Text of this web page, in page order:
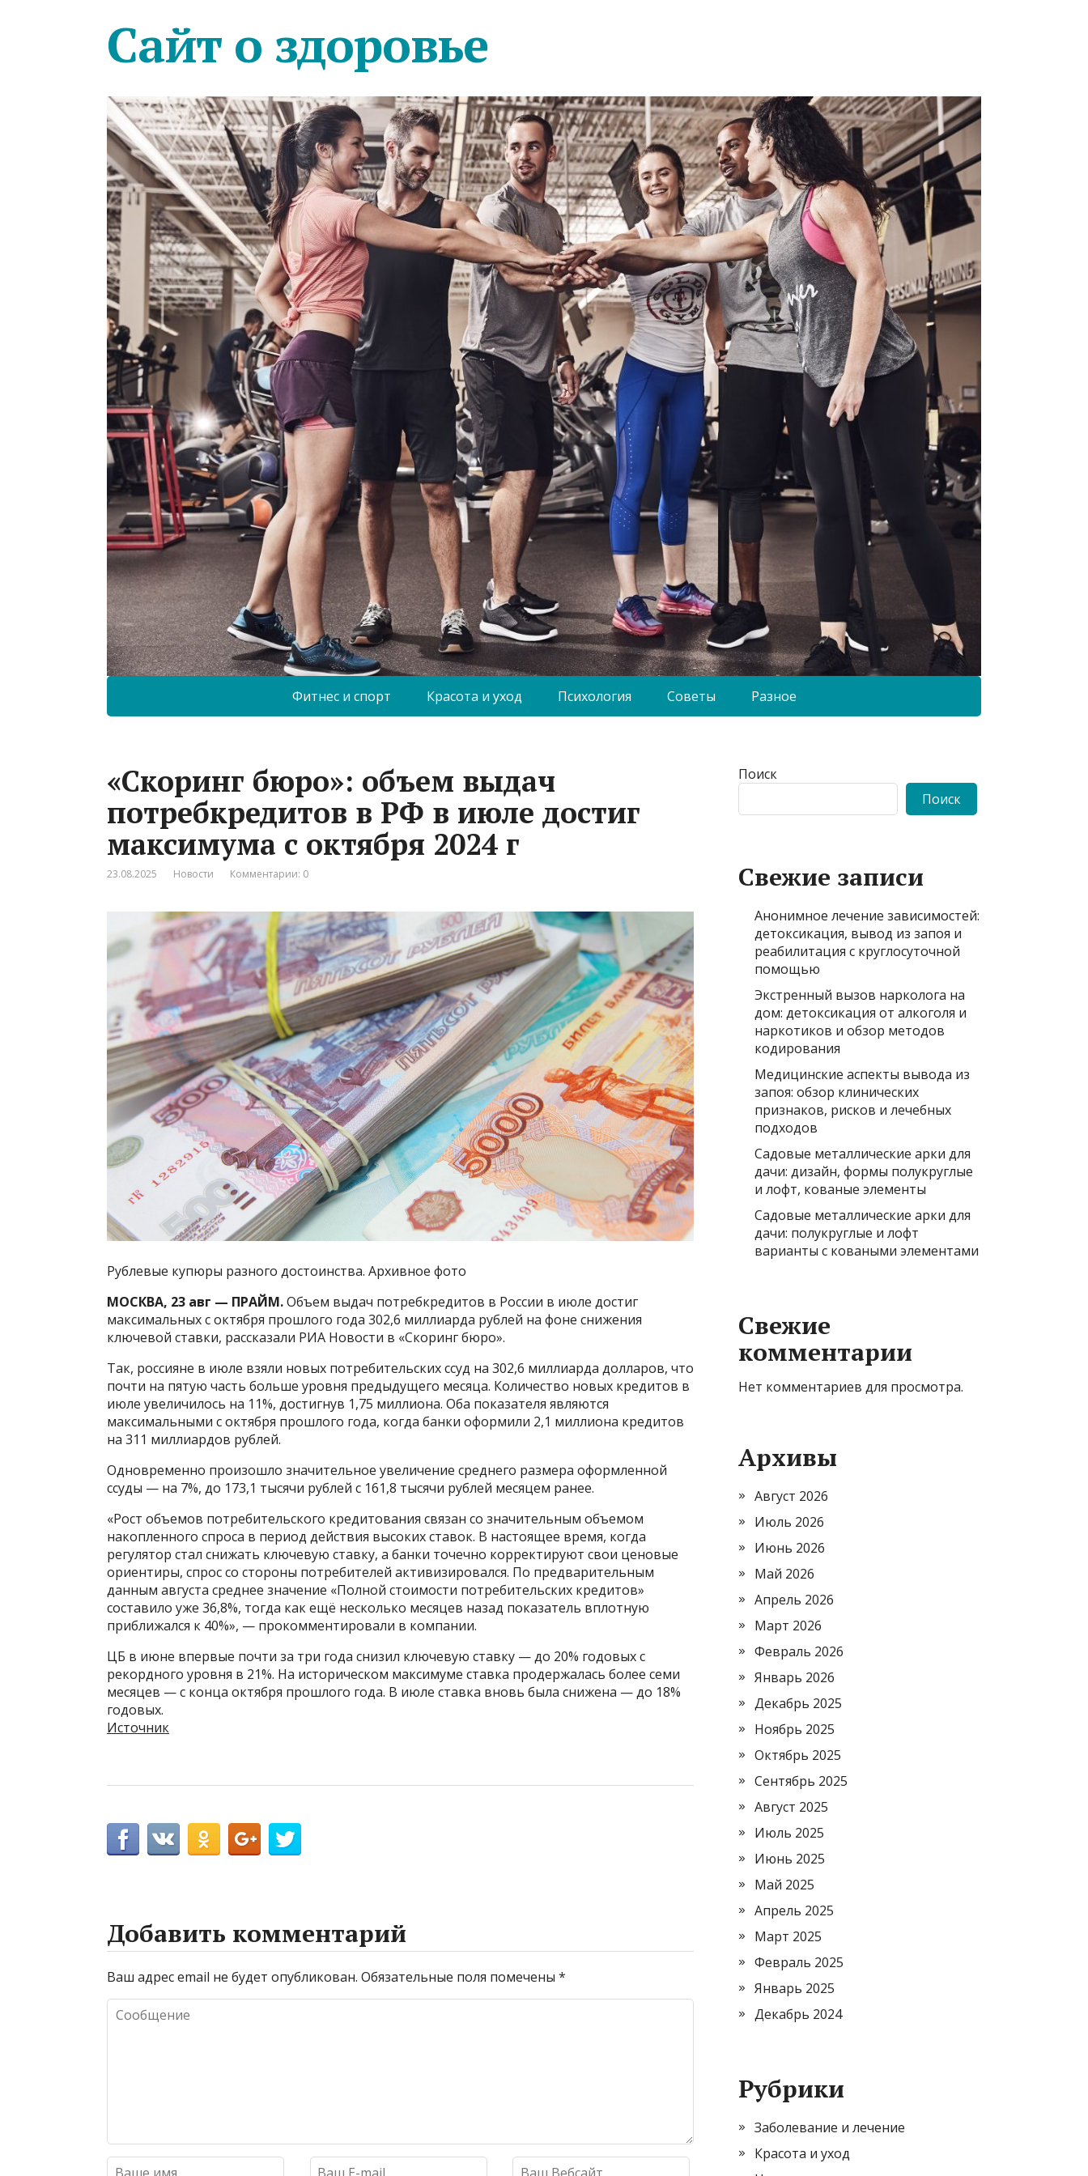
Сайт о здоровье
Фитнес и спорт Красота и уход Психология Советы Разное
«Скоринг бюро»: объем выдач
потребкредитов в РФ в июле достиг
максимума с октября 2024 г
23.08.2025 Новости Комментарии: 0
Рублевые купюры разного достоинства. Архивное фото
МОСКВА, 23 авг — ПРАЙМ.Объем выдач потребкредитов в России в июле достиг
максимальных с октября прошлого года 302,6 миллиарда рублей на фоне снижения
ключевой ставки, рассказали РИА Новости в «Скоринг бюро».
Так, россияне в июле взяли новых потребительских ссуд на 302,6 миллиарда долларов, что
почти на пятую часть больше уровня предыдущего месяца. Количество новых кредитов в
июле увеличилось на 11%, достигнув 1,75 миллиона. Оба показателя являются
максимальными с октября прошлого года, когда банки оформили 2,1 миллиона кредитов
на 311 миллиардов рублей.
Одновременно произошло значительное увеличение среднего размера оформленной
ссуды — на 7%, до 173,1 тысячи рублей с 161,8 тысячи рублей месяцем ранее.
«Рост объемов потребительского кредитования связан со значительным объемом
накопленного спроса в период действия высоких ставок. В настоящее время, когда
регулятор стал снижать ключевую ставку, а банки точечно корректируют свои ценовые
ориентиры, спрос со стороны потребителей активизировался. По предварительным
данным августа среднее значение «Полной стоимости потребительских кредитов»
составило уже 36,8%, тогда как ещё несколько месяцев назад показатель вплотную
приближался к 40%», — прокомментировали в компании.
ЦБ в июне впервые почти за три года снизил ключевую ставку — до 20% годовых с
рекордного уровня в 21%. На историческом максимуме ставка продержалась более семи
месяцев — с конца октября прошлого года. В июле ставка вновь была снижена — до 18%
годовых.
Источник
Добавить комментарий
Ваш адрес email не будет опубликован. Обязательные поля помечены *
Поиск
Поиск
Свежие записи
Анонимное лечение зависимостей:
детоксикация, вывод из запоя и
реабилитация с круглосуточной
помощью
Экстренный вызов нарколога на
дом: детоксикация от алкоголя и
наркотиков и обзор методов
кодирования
Медицинские аспекты вывода из
запоя: обзор клинических
признаков, рисков и лечебных
подходов
Садовые металлические арки для
дачи: дизайн, формы полукруглые
и лофт, кованые элементы
Садовые металлические арки для
дачи: полукруглые и лофт
варианты с коваными элементами
Свежие
комментарии
Нет комментариев для просмотра.
Архивы
Август 2026
Июль 2026
Июнь 2026
Май 2026
Апрель 2026
Март 2026
Февраль 2026
Январь 2026
Декабрь 2025
Ноябрь 2025
Октябрь 2025
Сентябрь 2025
Август 2025
Июль 2025
Июнь 2025
Май 2025
Апрель 2025
Март 2025
Февраль 2025
Январь 2025
Декабрь 2024
Рубрики
Заболевание и лечение
Красота и уход